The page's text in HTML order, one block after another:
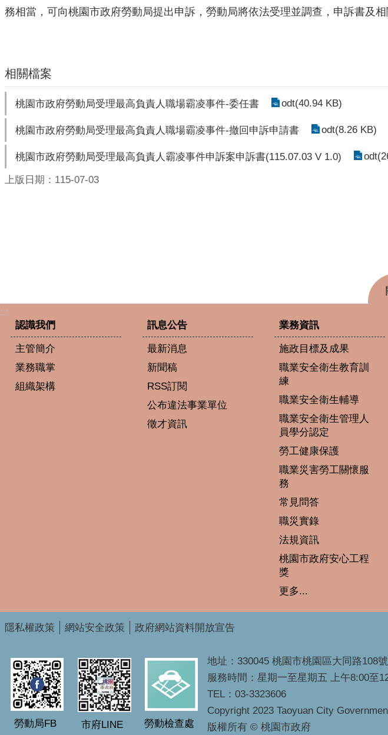
務相當，可向桃園市政府勞動局提出申訴，勞動局將依法受理並調查，申訴書及相
相關檔案
桃園市政府勞動局受理最高負責人職場霸凌事件-委任書 odt(40.94 KB)
桃園市政府勞動局受理最高負責人職場霸凌事件-撤回申訴申請書 odt(8.26 KB)
桃園市政府勞動局受理最高負責人霸凌事件申訴案申訴書(115.07.03 V 1.0)
上版日期：115-07-03
:::
認識我們
主管簡介
業務職掌
組織架構
訊息公告
最新消息
新聞稿
RSS訂閱
公布違法事業單位
徵才資訊
業務資訊
施政目標及成果
職業安全衛生教育訓
練
職業安全衛生輔導
職業安全衛生管理人
員學分認定
勞工健康保護
職業災害勞工關懷服
務
常見問答
職災實錄
法規資訊
桃園市政府安心工程
獎
更多...
隱私權政策 網站安全政策 政府網站資料開放宣告
勞動局FB 市府LINE
勞動檢查處
地址：330045 桃園市桃園區大同路108
服務時間：星期一至星期五 上午8:00至
TEL：03-3323606
Copyright 2023 Taoyuan City
版權所有 © 桃園市政府